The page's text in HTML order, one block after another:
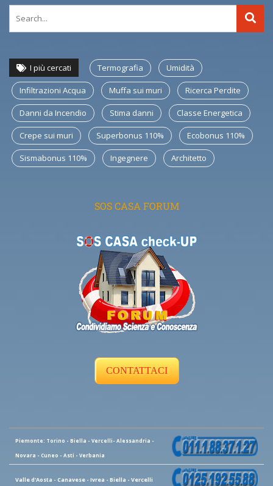
I più cercati Termografia Umidità
Infiltrazioni Acqua Muffa sui muri Ricerca Perdite
Danni da Incendio Stima danni Classe Energetica
Crepe sui muri Superbonus 110% Ecobonus 110%
Sismabonus 110% Ingegnere Architetto
SOS CASA FORUM
CONTATTACI
Piemonte: Torino - Biella - Vercelli- Alessandria -
Novara - Cuneo - Asti - Verbania
Valle d'Aosta - Canavese - Ivrea - Biella - Vercelli